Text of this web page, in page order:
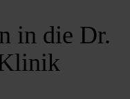
in die Dr.